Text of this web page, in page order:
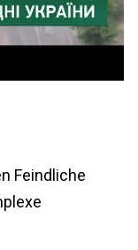
Feindliche